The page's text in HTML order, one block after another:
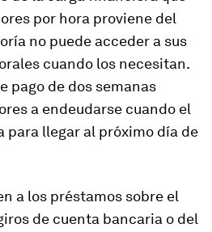
por hora proviene del
no puede acceder a sus
cuando los necesitan.
pago de dos semanas
a endeudarse cuando el
para llegar al próximo día de
a los préstamos sobre el
de cuenta bancaria o del